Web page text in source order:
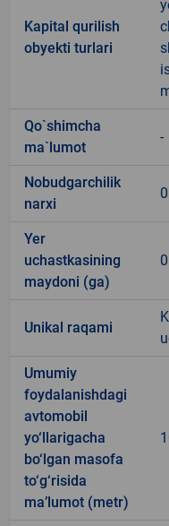
Kapital qurilish
obyekti turlari
Qo`shimcha
ma`lumot
-
Nobudgarchilik
narxi
0
Yer
uchastkasining
maydoni (ga)
Unikal raqami
Umumiy
foydalanishdagi
avtomobil
yo‘llarigacha
bo‘lgan masofa
to‘g‘risida
ma’lumot (metr)